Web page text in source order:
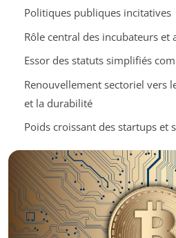
Politiques publiques incitatives
Rôle central des incubateurs et
Essor des statuts simplifiés
Renouvellement sectoriel vers
et la durabilité
Poids croissant des startups et